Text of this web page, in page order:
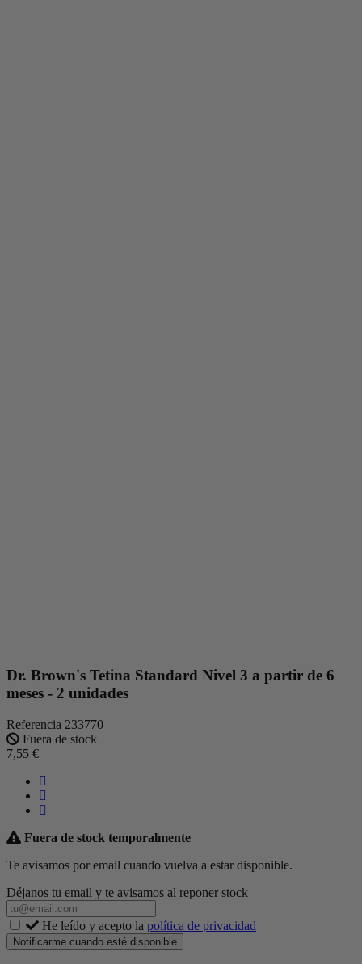
Dr. Brown's Tetina Standard Nivel 3 a partir de 6
meses - 2 unidades
Referencia 233770
Fuera de stock
7,55 €
Fuera de stock temporalmente
Te avisamos por email cuando vuelva a estar disponible.
Déjanos tu email y te avisamos al reponer stock
He leído y acepto la política de privacidad
Notificarme cuando esté disponible